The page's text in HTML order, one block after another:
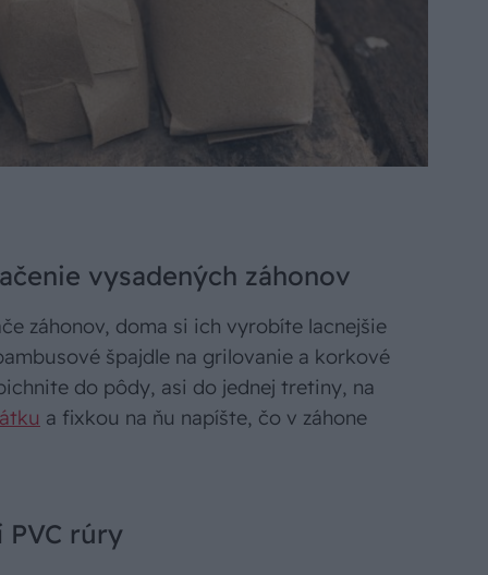
vysadených záhonov
záhonov, doma si ich vyrobíte lacnejšie
špajdle na grilovanie a korkové
do pôdy, asi do jednej tretiny, na
a fixkou na ňu napíšte, čo v záhone
PVC rúry